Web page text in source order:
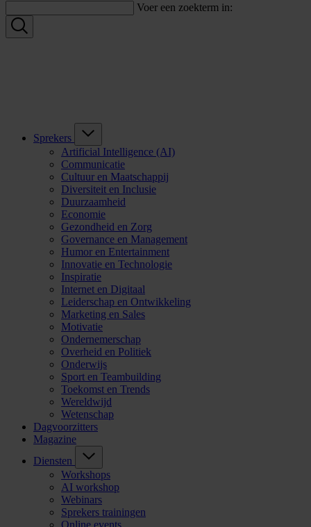
Voer een zoekterm in:
Sprekers
Artificial Intelligence (AI)
Communicatie
Cultuur en Maatschappij
Diversiteit en Inclusie
Duurzaamheid
Economie
Gezondheid en Zorg
Governance en Management
Humor en Entertainment
Innovatie en Technologie
Inspiratie
Internet en Digitaal
Leiderschap en Ontwikkeling
Marketing en Sales
Motivatie
Ondernemerschap
Overheid en Politiek
Onderwijs
Sport en Teambuilding
Toekomst en Trends
Wereldwijd
Wetenschap
Dagvoorzitters
Magazine
Diensten
Workshops
AI workshop
Webinars
Sprekers trainingen
Online events